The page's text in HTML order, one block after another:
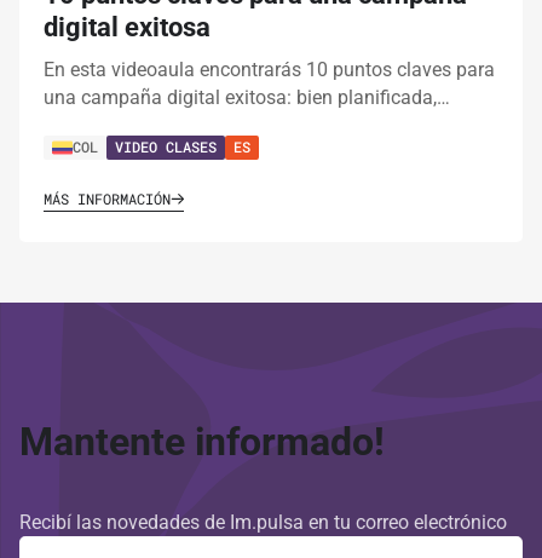
digital exitosa
En esta videoaula encontrarás 10 puntos claves para
una campaña digital exitosa: bien planificada,…
COL VIDEO CLASES ES
MÁS INFORMACIÓN
Mantente informado!
Recibí las novedades de Im.pulsa en tu correo electrónico